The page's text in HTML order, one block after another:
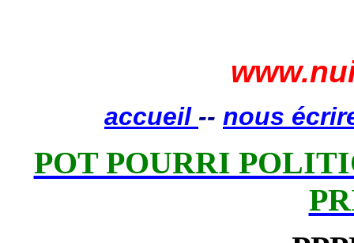
accueil -- nous
POT POURRI